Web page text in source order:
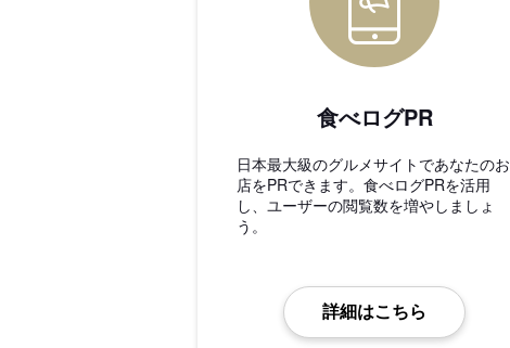
食べログPR
日本最大級のグルメサイトであなたのお
店をPRできます。食べログPRを活用
し、ユーザーの閲覧数を増やしましょ
う。
詳細はこちら